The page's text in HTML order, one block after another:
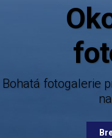
pro vaši inspiraci,
Mějte